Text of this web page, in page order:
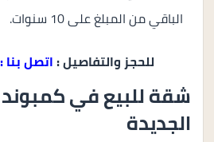
الباقي من المبلغ على 10 سنوات.
للحجز والتفاصيل :اتصل بنا :
شقة للبيع في كمبوند
الجديدة